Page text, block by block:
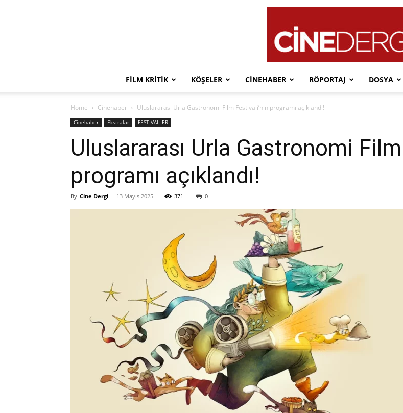
FILM KRITIK KÖŞELER CINEHABER RÖPORTAJ DOSYA
Home Cinehaber Uluslararası Urla Gastronomi Film Festivali’nin programı açıklandı!
Cinehaber Ekstralar FESTİVALLER
Uluslararası Urla Gastronomi
programı açıklandı!
By Cine Dergi - 13 Mayıs 2025 371 0